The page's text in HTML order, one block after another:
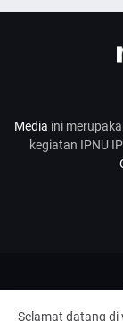
Media ini
kegiatan IPNU
Google News
Selamat datang di